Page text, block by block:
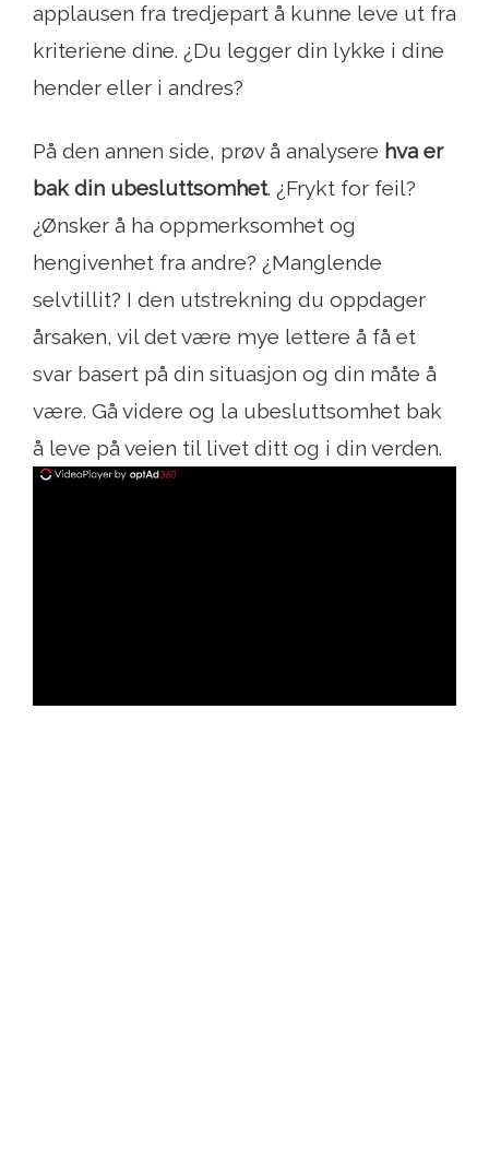
applausen fra tredjepart å kunne leve ut fra
kriteriene dine. ¿Du legger din lykke i dine
hender eller i andres?
På den annen side, prøv å analysere hva er
bak din ubesluttsomhet. ¿Frykt for feil?
¿Ønsker å ha oppmerksomhet og
hengivenhet fra andre? ¿Manglende
selvtillit? I den utstrekning du oppdager
årsaken, vil det være mye lettere å få et
svar basert på din situasjon og din måte å
være. Gå videre og la ubesluttsomhet bak
å leve på veien til livet ditt og i din verden.